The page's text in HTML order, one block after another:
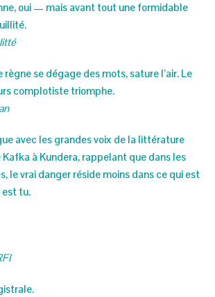
oui — mais avant tout une formidable
règne se dégage des mots, sature l’air. Le
complotiste triomphe.
avec les grandes voix de la littérature
à Kundera, rappelant que dans les
le vrai danger réside moins dans ce qui est
est tu.